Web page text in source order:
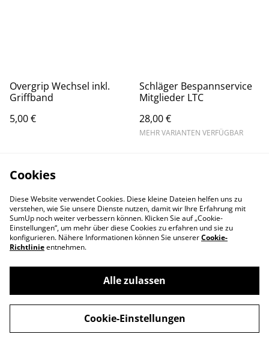
Overgrip Wechsel inkl.
Griffband
5,00 €
Schläger Bespannservice
Mitglieder LTC
28,00 €
MEHR VARIANTEN VERFÜGBAR
Contact Us
Legal Terms
Privacy Policy
Cookies
Diese Website verwendet Cookies. Diese kleine Dateien helfen uns zu
verstehen, wie Sie unsere Dienste nutzen, damit wir Ihre Erfahrung mit
SumUp noch weiter verbessern können. Klicken Sie auf „Cookie-
Einstellungen“, um mehr über diese Cookies zu erfahren und sie zu
konfigurieren. Nähere Informationen können Sie unsererCookie-
Richtlinieentnehmen.
Alle zulassen
Cookie-Einstellungen